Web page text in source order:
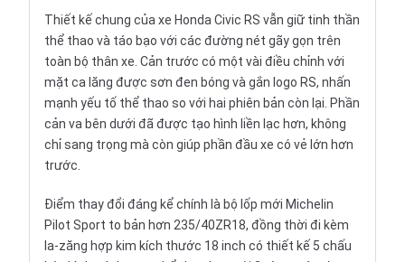
Thiết kế chung của xe Honda Civic RS vẫn giữ tinh thần
thể thao và táo bạo với các đường nét gãy gọn trên
toàn bộ thân xe. Cản trước có một vài điều chỉnh với
mặt ca lăng được sơn đen bóng và gắn logo RS, nhấn
mạnh yếu tố thể thao so với hai phiên bản còn lại. Phần
cản va bên dưới đã được tạo hình liền lạc hơn, không
chỉ sang trọng mà còn giúp phần đầu xe có vẻ lớn hơn
trước.
Điểm thay đổi đáng kể chính là bộ lốp mới Michelin
Pilot Sport to bản hơn 235/40ZR18, đồng thời đi kèm
la-zăng hợp kim kích thước 18 inch có thiết kế 5 chấu